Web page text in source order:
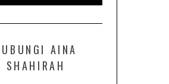
AINA
SHAHIRAH